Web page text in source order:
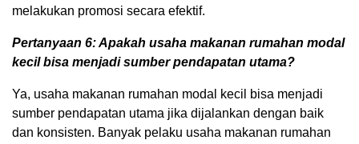
melakukan promosi secara efektif.
Pertanyaan 6: Apakah usaha makanan rumahan modal
kecil bisa menjadi sumber pendapatan utama?
Ya, usaha makanan rumahan modal kecil bisa menjadi
sumber pendapatan utama jika dijalankan dengan baik
dan konsisten. Banyak pelaku usaha makanan rumahan